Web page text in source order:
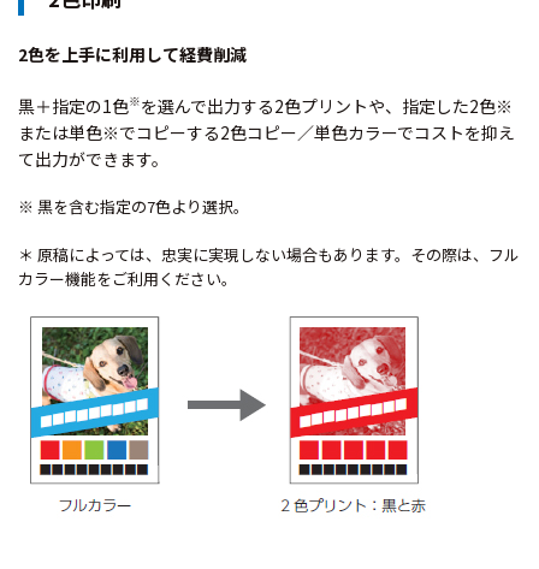
2色を上手に利用して経費削減
黒＋指定の1色※を選んで出力する2色プリントや、指定した2色※
または単色※でコピーする2色コピー／単色カラーでコストを抑え
て出力ができます。
※ 黒を含む指定の7色より選択。
＊ 原稿によっては、忠実に実現しない場合もあります。その際は、フル
カラー機能をご利用ください。